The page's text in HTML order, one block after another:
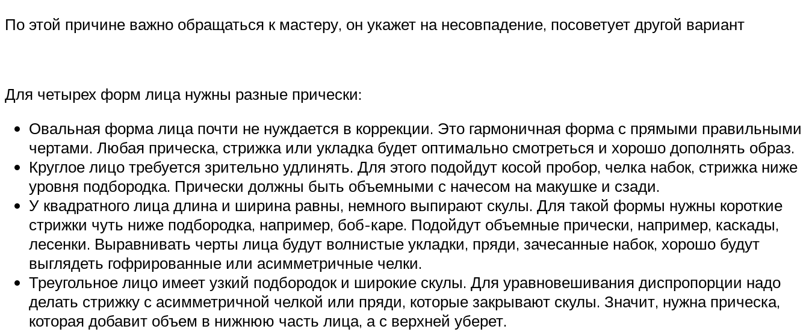
По этой причине важно обращаться к мастеру, он укажет на несовпадение, посоветует другой вариант
Для четырех форм лица нужны разные прически:
Овальная форма лица почти не нуждается в коррекции. Это гармоничная форма с прямыми правильными
чертами. Любая прическа, стрижка или укладка будет оптимально смотреться и хорошо дополнять образ.
Круглое лицо требуется зрительно удлинять. Для этого подойдут косой пробор, челка набок, стрижка ниже
уровня подбородка. Прически должны быть объемными с начесом на макушке и сзади.
У квадратного лица длина и ширина равны, немного выпирают скулы. Для такой формы нужны короткие
стрижки чуть ниже подбородка, например, боб-каре. Подойдут объемные прически, например, каскады,
лесенки. Выравнивать черты лица будут волнистые укладки, пряди, зачесанные набок, хорошо будут
выглядеть гофрированные или асимметричные челки.
Треугольное лицо имеет узкий подбородок и широкие скулы. Для уравновешивания диспропорции надо
делать стрижку с асимметричной челкой или пряди, которые закрывают скулы. Значит, нужна прическа,
которая добавит объем в нижнюю часть лица, а с верхней уберет.